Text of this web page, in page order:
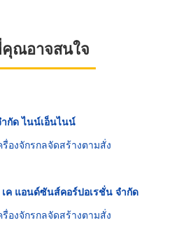
ณอาจสนใจ
กัด ไนน์เอ็นไนน์
รื่องจักรกลจัดสร้างตามสั่ง
ค แอนด์ซันส์คอร์ปอเรชั่น จำกัด
รื่องจักรกลจัดสร้างตามสั่ง